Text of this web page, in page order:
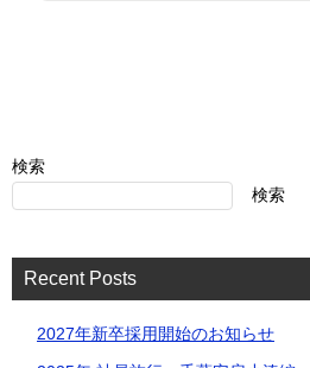
検索
検索
Recent Posts
2027年新卒採用開始のお知らせ